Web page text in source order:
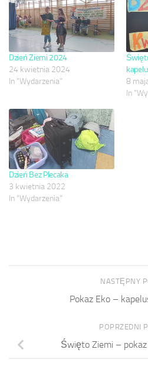
Dzień Ziemi 2024
24 kwietnia 2024
In "Wydarzenia"
8
In
Dzień Bez Plecaka
3 kwietnia 2022
In "Wydarzenia"
NASTĘPNY
Pokaz Eko –
POPRZEDNI
Święto Ziemi –